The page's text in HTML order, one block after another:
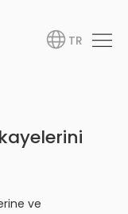
TR
ve